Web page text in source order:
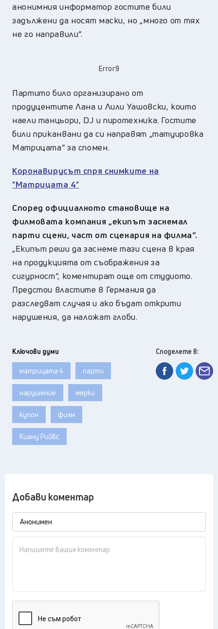
анонимния информатор гостите били
задължени да носят маски, но „много от тях
не го направили“.
Error9
Партито било организирано от
продуцентите Лана и Лили Уашовски, които
наели танцьори, DJ и пиротехника. Гостите
били приканвани да си направят „татуировка
Матрицата“ за спомен.
Коронавирусът спря снимките на
"Матрицата 4"
Според официалното становище на
филмовата компания „екипът заснемал
парти сцени, част от сценария на филма“.
„Екипът реши да заснеме тази сцена в края
на продукцията от съображения за
сигурност“, коментират още от студиото.
Предстои властите в Германия да
разследват случая и ако бъдат открити
нарушения, да наложат глоби.
Ключови думи
матрицата 4 парти
нарушение мерки
купон филм
Киану Рийвс
Споделете в:
Добави коментар